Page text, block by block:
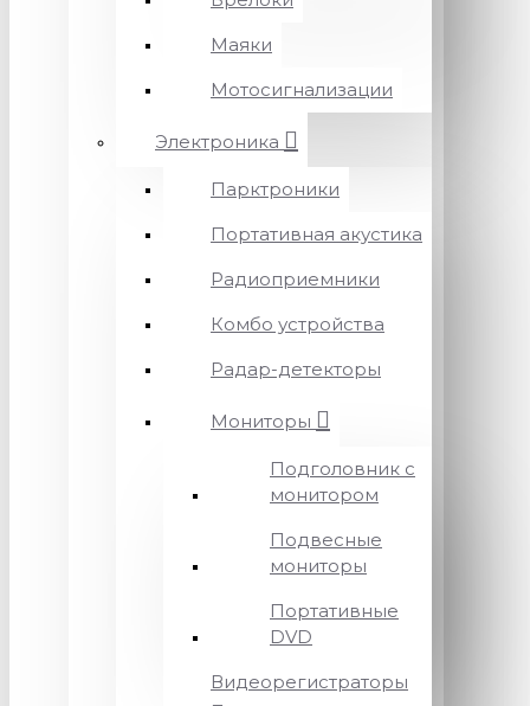
Маяки
Мотосигнализации
Электроника
Парктроники
Портативная акустика
Радиоприемники
Комбо устройства
Радар-детекторы
Мониторы
Подголовник с
монитором
Подвесные
мониторы
Портативные
DVD
Видеорегистраторы